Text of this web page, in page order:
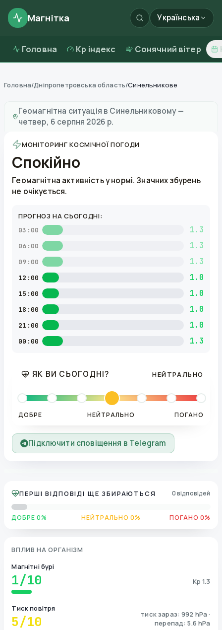
Магнітка Українська
Головна Kp індекс Сонячний вітер
Головна/Дніпропетровська область/Синельникове
Геомагнітна ситуація в Синельниковому—
четвер, 6 серпня 2026 р.
МОНІТОРИНГ КОСМІЧНОЇ ПОГОДИ
Спокійно
Геомагнітна активність у нормі. Значних збурень
не очікується.
ПРОГНОЗ НА СЬОГОДНІ:
03:00 1.3
06:00 1.3
09:00 1.3
12:00 1.0
15:00 1.0
18:00 1.0
21:00 1.0
00:00 1.3
ЯК ВИ СЬОГОДНІ? НЕЙТРАЛЬНО
ДОБРЕ НЕЙТРАЛЬНО ПОГАНО
Підключити сповіщення в Telegram
ПЕРШІ ВІДПОВІДІ ЩЕ ЗБИРАЮТЬСЯ 0 відповідей
ДОБРЕ 0% НЕЙТРАЛЬНО 0% ПОГАНО 0%
ВПЛИВ НА ОРГАНІЗМ
Магнітні бурі
1/10 Kp 1.3
Тиск повітря
5/10
тиск зараз: 992 hPa ·
перепад: 5.6 hPa